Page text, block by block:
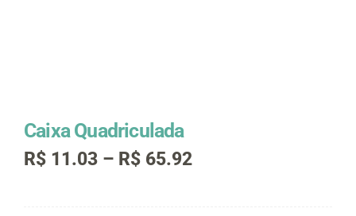
Caixa Quadriculada
R$ 11.03 – R$ 65.92Faixa